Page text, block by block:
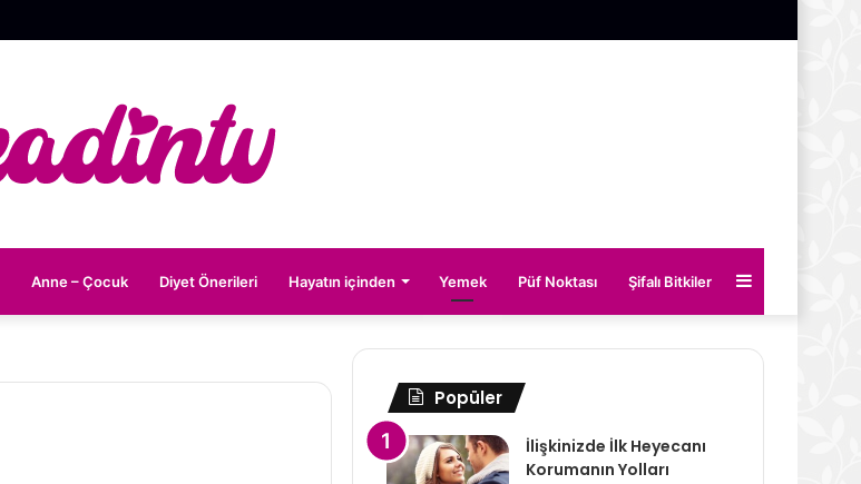
Anne – Çocuk Diyet Önerileri Hayatın içinden Yemek Püf Noktası Şifalı Bitkiler Kenar
Bölmesi
Popüler
İlişkinizde İlk Heyecanı
Korumanın Yolları